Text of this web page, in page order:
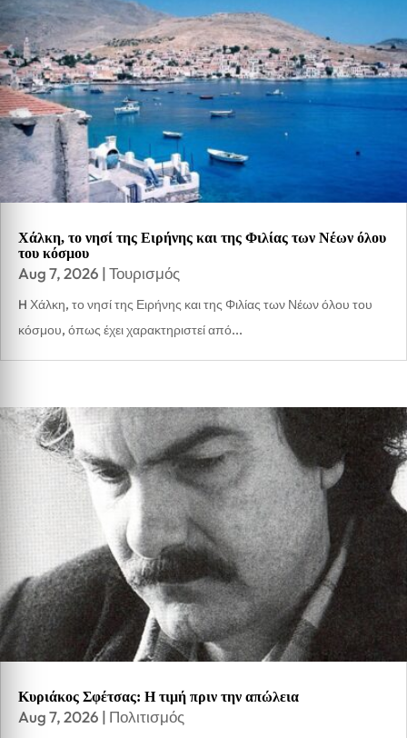
Χάλκη, το νησί της Ειρήνης και της Φιλίας των Νέων όλου
του κόσμου
Aug 7, 2026 |Τουρισμός
H Χάλκη, το νησί της Ειρήνης και της Φιλίας των Νέων όλου του
κόσμου, όπως έχει χαρακτηριστεί από...
Κυριάκος Σφέτσας: Η τιμή πριν την απώλεια
Aug 7, 2026 | Πολιτισμός